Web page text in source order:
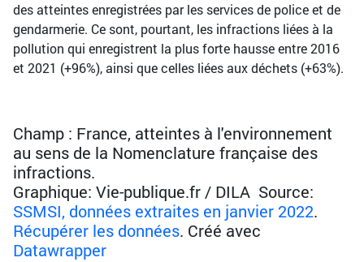
des atteintes enregistrées par les services de police et de
gendarmerie. Ce sont, pourtant, les infractions liées à la
pollution qui enregistrent la plus forte hausse entre 2016
et 2021 (+96%), ainsi que celles liées aux déchets (+63%).
Champ : France, atteintes à l'environnement
au sens de la Nomenclature française des
infractions.
Graphique: Vie-publique.fr / DILA Source:
SSMSI, données extraites en janvier 2022.
Récupérer les données. Créé avec
Datawrapper